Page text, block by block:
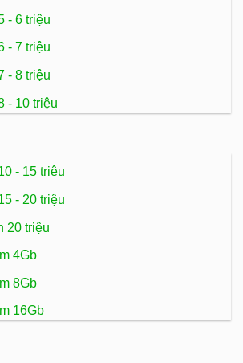
- 6 triệu
- 7 triệu
- 8 triệu
- 10 triệu
- 15 triệu
- 20 triệu
20 triệu
4Gb
8Gb
16Gb